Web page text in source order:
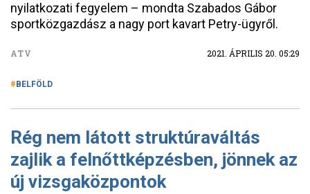
nyilatkozati fegyelem – mondta Szabados Gábor
sportközgazdász a nagy port kavart Petry-ügyről.
ATV 2021. ÁPRILIS 20. 05:29
BELFÖLD
Rég nem látott struktúraváltás
zajlik a felnőttképzésben, jönnek az
új vizsgaközpontok